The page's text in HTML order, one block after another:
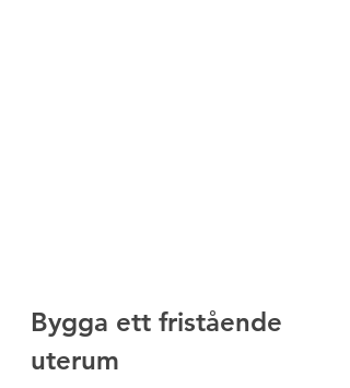
Bygga ett fristående
uterum